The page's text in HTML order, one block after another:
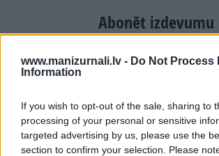
www.manizurnali.lv - Do Not Process
Information
If you wish to opt-out of the sale, sharing to
processing of your personal or sensitive
targeted advertising by us, please use the
section to confirm your selection. Please
Abonēt izdevumu
Drukāts izdevums
E-izdevums
Abonēšanas perioda sākums: